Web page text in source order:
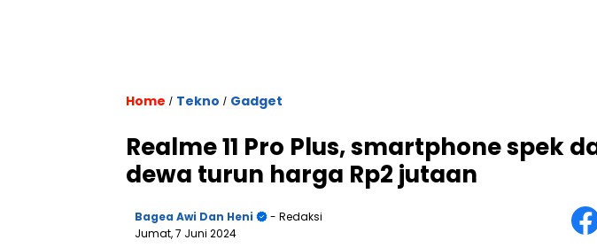
Home / Tekno / Gadget
Realme 11 Pro Plus, smartphone spek
dewa turun harga Rp2 jutaan
Bagea Awi Dan Heni
- Redaksi
Jumat, 7 Juni 2024